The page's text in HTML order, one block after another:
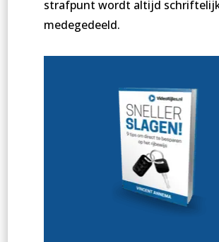
strafpunt wordt altijd
medegedeeld.